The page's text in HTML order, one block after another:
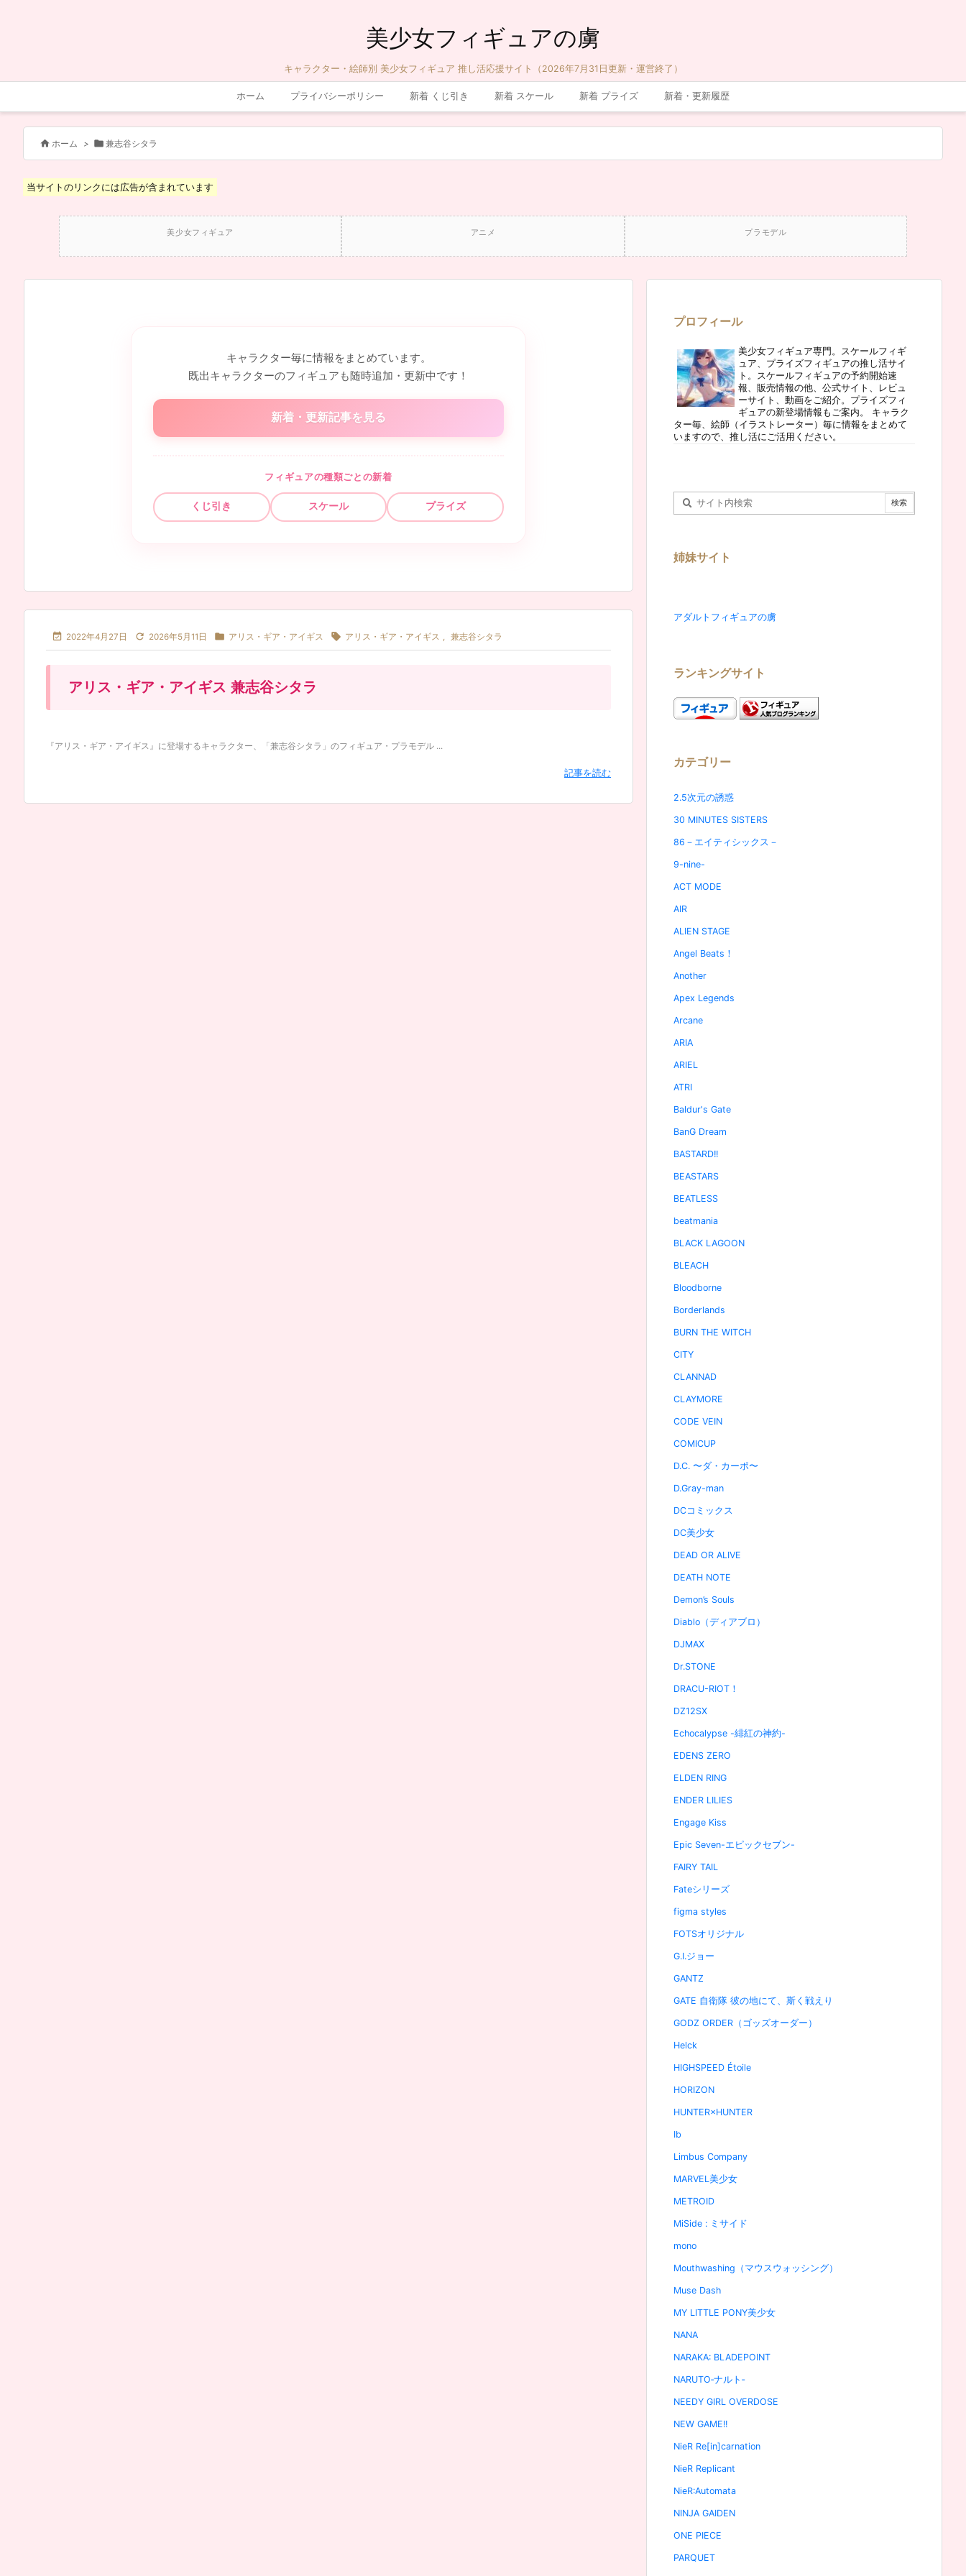
美少女フィギュアの虜
キャラクター・絵師別 美少女フィギュア 推し活応援サイト（2026年7月31日更新・運営終了）
ホーム プライバシーポリシー 新着 くじ引き 新着 スケール 新着 プライズ 新着・更新履歴
 ホーム >  兼志谷シタラ
当サイトのリンクには広告が含まれています
美少女フィギュア アニメ プラモデル
キャラクター毎に情報をまとめています。
既出キャラクターのフィギュアも随時追加・更新中です！
新着・更新記事を見る
フィギュアの種類ごとの新着
くじ引き スケール プライズ
 2022年4月27日  2026年5月11日  アリス・ギア・アイギス  アリス・ギア・アイギス , 兼志谷シタラ
アリス・ギア・アイギス 兼志谷シタラ
『アリス・ギア・アイギス』に登場するキャラクター、「兼志谷シタラ」のフィギュア・プラモデル ...
記事を読む
プロフィール
美少女フィギュア専門。スケールフィギ
ュア、プライズフィギュアの推し活サイ
ト。スケールフィギュアの予約開始速
報、販売情報の他、公式サイト、レビュ
ーサイト、動画をご紹介。プライズフィ
ギュアの新登場情報もご案内。 キャラク
ター毎、絵師（イラストレーター）毎に情報をまとめて
いますので、推し活にご活用ください。
姉妹サイト
アダルトフィギュアの虜
ランキングサイト
カテゴリー
2.5次元の誘惑
30 MINUTES SISTERS
86－エイティシックス－
9-nine-
ACT MODE
AIR
ALIEN STAGE
Angel Beats！
Another
Apex Legends
Arcane
ARIA
ARIEL
ATRI
Baldur's Gate
BanG Dream
BASTARD!!
BEASTARS
BEATLESS
beatmania
BLACK LAGOON
BLEACH
Bloodborne
Borderlands
BURN THE WITCH
CITY
CLANNAD
CLAYMORE
CODE VEIN
COMICUP
D.C. 〜ダ・カーポ〜
D.Gray-man
DCコミックス
DC美少女
DEAD OR ALIVE
DEATH NOTE
Demon’s Souls
Diablo（ディアブロ）
DJMAX
Dr.STONE
DRACU-RIOT！
DZ12SX
Echocalypse -緋紅の神約-
EDENS ZERO
ELDEN RING
ENDER LILIES
Engage Kiss
Epic Seven-エピックセブン-
FAIRY TAIL
Fateシリーズ
figma styles
FOTSオリジナル
G.I.ジョー
GANTZ
GATE 自衛隊 彼の地にて、斯く戦えり
GODZ ORDER（ゴッズオーダー）
Helck
HIGHSPEED Étoile
HORIZON
HUNTER×HUNTER
Ib
Limbus Company
MARVEL美少女
METROID
MiSide : ミサイド
mono
Mouthwashing（マウスウォッシング）
Muse Dash
MY LITTLE PONY美少女
NANA
NARAKA: BLADEPOINT
NARUTO‐ナルト‐
NEEDY GIRL OVERDOSE
NEW GAME!!
NieR Re[in]carnation
NieR Replicant
NieR:Automata
NINJA GAIDEN
ONE PIECE
PARQUET